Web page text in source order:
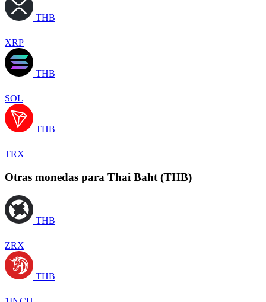
THB
XRP
THB
SOL
THB
TRX
Otras monedas para Thai Baht (THB)
THB
ZRX
THB